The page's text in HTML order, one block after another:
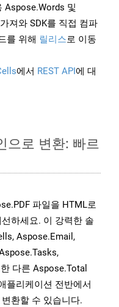
Aspose.Words 및
져와 SDK를 직접 컴파
를 위해 릴리스로 이동
에서 REST API에 대
으로 변환: 빠르
파일을 HTML로
하세요. 이 강력한 솔
Aspose.Email,
다른 Aspose.Total
플리케이션 전반에서
환할 수 있습니다.